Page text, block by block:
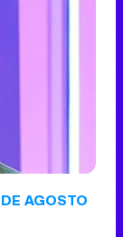
AGOSTO